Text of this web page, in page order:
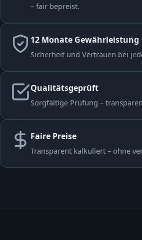
– fair bepreist.
12 Monate Gewährleistung
Sicherheit und Vertrauen bei
Qualitätsgeprüft
Sorgfältige Prüfung –
Faire Preise
Transparent kalkuliert – ohne